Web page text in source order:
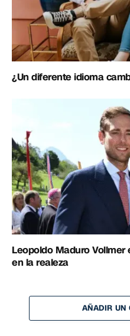
¿Un diferente idioma
Leopoldo Maduro
en la realeza
AÑADIR UN